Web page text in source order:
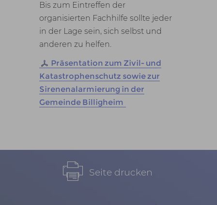
Bis zum Eintreffen der
organisierten Fachhilfe sollte jeder
in der Lage sein, sich selbst und
anderen zu helfen.
Präsentation zum Zivil- und
Katastrophenschutz sowie zur
Sirenenalarmierung in der
Gemeinde Billigheim
Seite drucken